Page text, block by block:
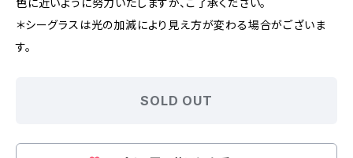
色に近いように努力いたしますが、ご了承ください。
＊シーグラスは光の加減により見え方が変わる場合がございま
す。
SOLD OUT